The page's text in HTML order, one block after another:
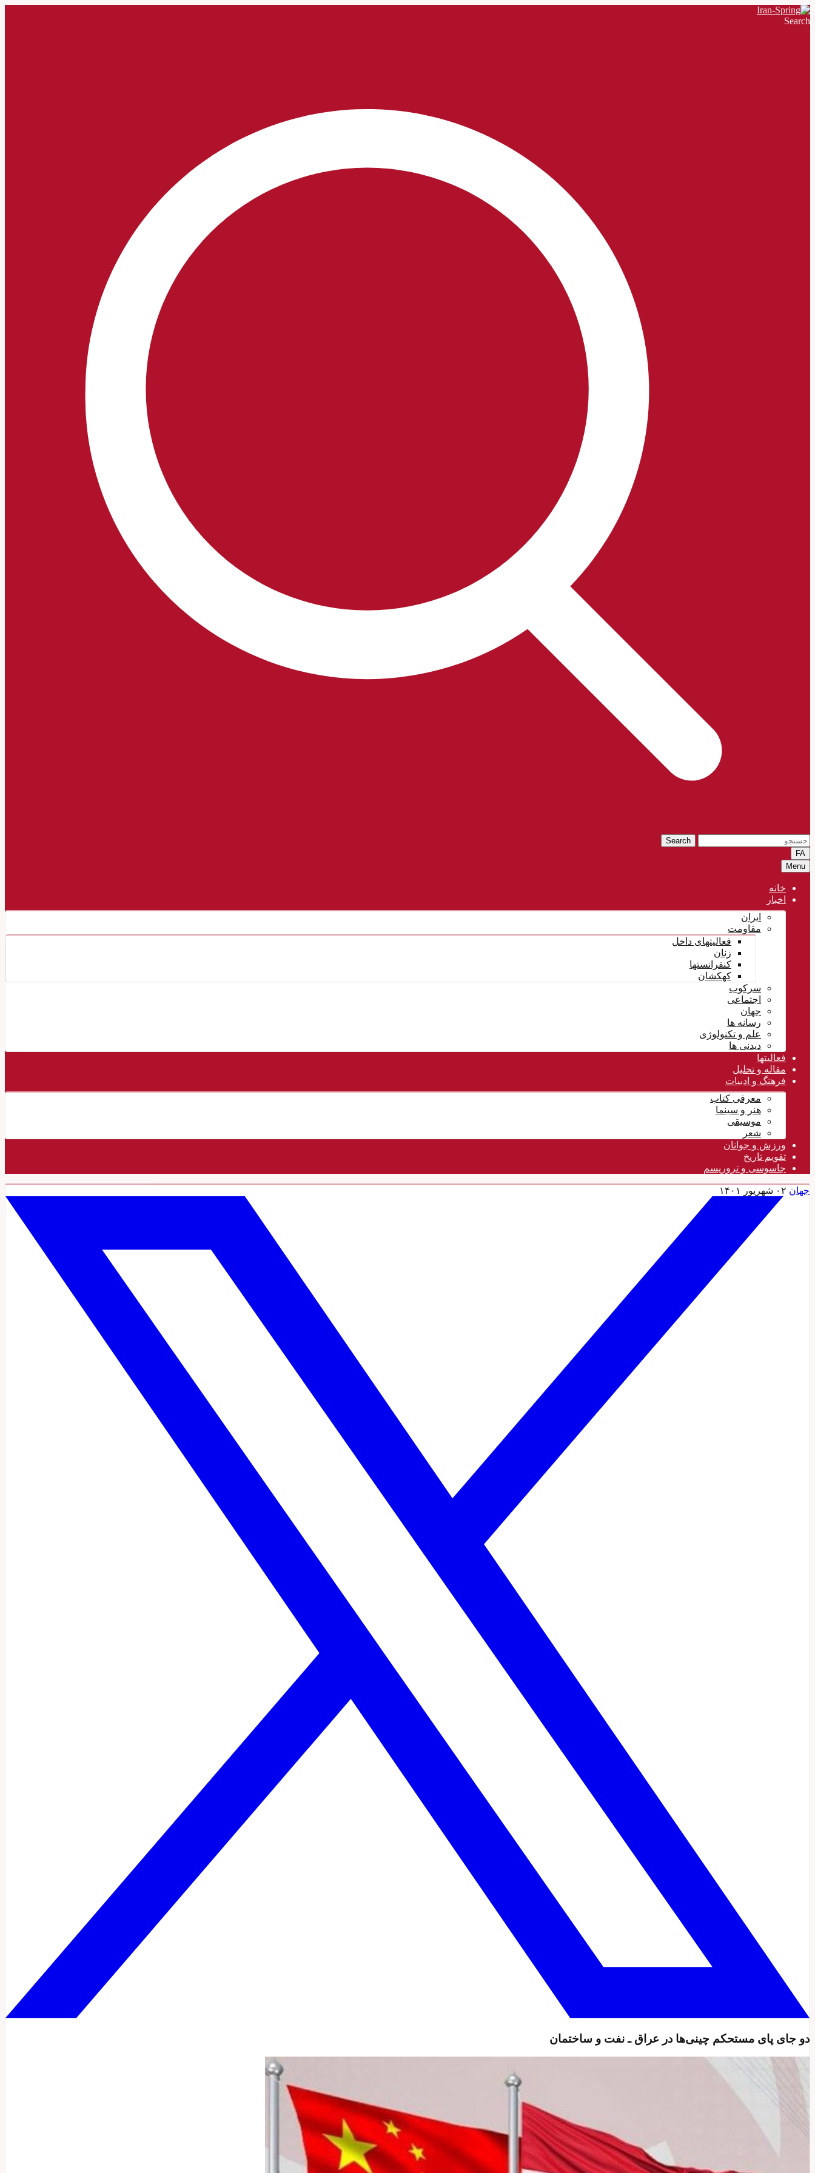
Search
Search
FA
Menu
خانه
اخبار
ایران
مقاومت
فعالیتهای داخل
زنان
کنفرانستها
کهکشان
سرکوب
اجتماعی
جهان
رسانه ها
علم و تکنولوژی
دیدنی ها
فعالیتها
مقاله و تحلیل
فرهنگ و ادبیات
معرفی کتاب
هنر و سینما
موسیقی
شعر
ورزش و جوانان
تقویم تاريخ
جاسوسی و تروریسم
جهان ۰۲ شهریور ۱۴۰۱
دو جای پای مستحکم چینی‌ها در عراق ـ نفت و ساختمان